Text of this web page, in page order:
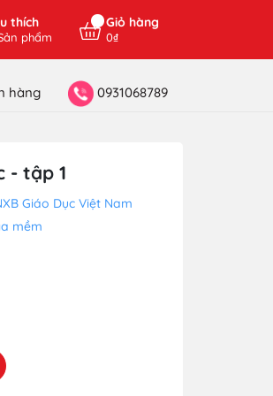
thích
phẩm
Giỏ hàng
0₫
hàng 0931068789
- tập 1
Giáo Dục Việt Nam
mềm